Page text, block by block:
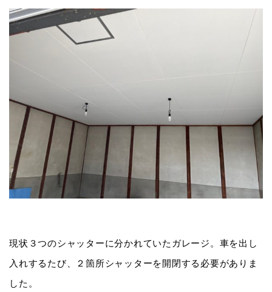
現状３つのシャッターに分かれていたガレージ。車を出し
入れするたび、２箇所シャッターを開閉する必要がありま
した。